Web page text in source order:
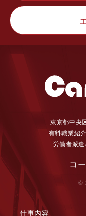
東京都中央
有料職業紹
労働者派
コ
©
仕事内容